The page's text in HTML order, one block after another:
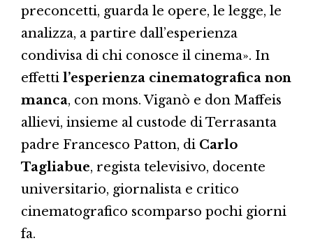
preconcetti, guarda le opere, le legge, le
analizza, a partire dall’esperienza
condivisa di chi conosce il cinema». In
effetti l’esperienza cinematografica non
manca, con mons. Viganò e don Maffeis
allievi, insieme al custode di Terrasanta
padre Francesco Patton, di Carlo
Tagliabue, regista televisivo, docente
universitario, giornalista e critico
cinematografico scomparso pochi giorni
fa.